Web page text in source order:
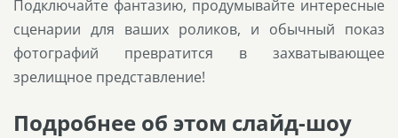
Подключайте фантазию, продумывайте интересные
сценарии для ваших роликов, и обычный показ
фотографий превратится в захватывающее
зрелищное представление!
Подробнее об этом слайд-шоу